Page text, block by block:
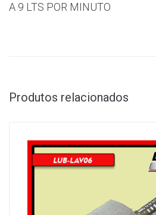
A 9 LTS POR MINUTO
Produtos relacionados